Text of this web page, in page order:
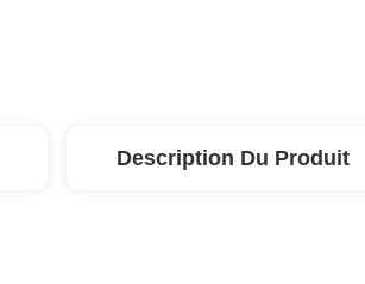
Description Du Produit